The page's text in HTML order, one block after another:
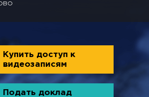
Купить доступ к
видеозаписям
Подать доклад